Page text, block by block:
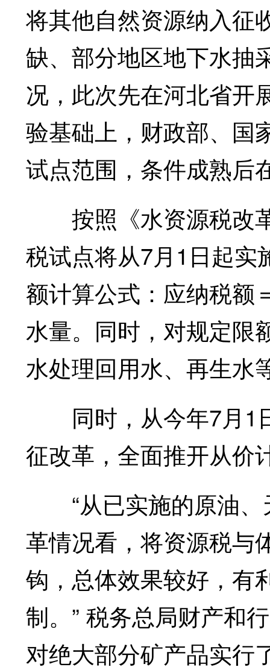
将其他自然资源纳入征
缺、部分地区地下水抽
况，此次先在河北省开
验基础上，财政部、国
试点范围，条件成熟后
按照《水资源税改
税试点将从7月1日起实
额计算公式：应纳税额
水量。同时，对规定限
水处理回用水、再生水
同时，从今年7月1
征改革，全面推开从价
“从已实施的原油、
革情况看，将资源税与
钩，总体效果较好，有
制。” 税务总局财产和
对绝大部分矿产品实行